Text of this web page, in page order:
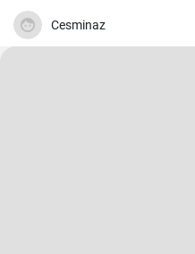
Cesminaz